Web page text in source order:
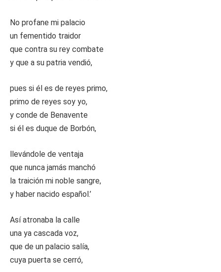
No profane mi palacio
un fementido traidor
que contra su rey combate
y que a su patria vendió,
pues si él es de reyes primo,
primo de reyes soy yo,
y conde de Benavente
si él es duque de Borbón,
llevándole de ventaja
que nunca jamás manchó
la traición mi noble sangre,
y haber nacido español.’
Así atronaba la calle
una ya cascada voz,
que de un palacio salía,
cuya puerta se cerró,